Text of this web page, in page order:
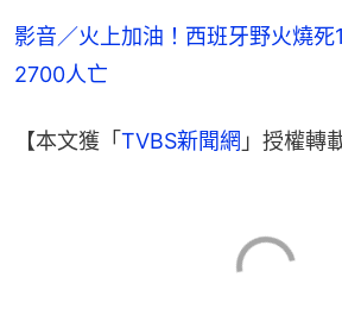
影音／火上加油！西班牙野火燒死
2700人亡
【本文獲「 TVBS新聞網 」授權轉